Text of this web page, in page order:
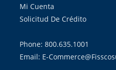
Mi Cuenta
Solicitud De Crédito
Phone: 800.635.1001
Email: E-